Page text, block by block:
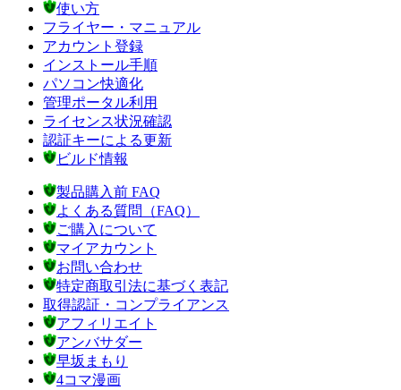
使い方
フライヤー・マニュアル
アカウント登録
インストール手順
パソコン快適化
管理ポータル利用
ライセンス状況確認
認証キーによる更新
ビルド情報
製品購入前 FAQ
よくある質問（FAQ）
ご購入について
マイアカウント
お問い合わせ
特定商取引法に基づく表記
取得認証・コンプライアンス
アフィリエイト
アンバサダー
早坂まもり
4コマ漫画